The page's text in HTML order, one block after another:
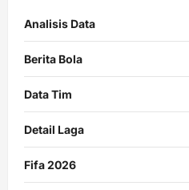
Analisis Data
Berita Bola
Data Tim
Detail Laga
Fifa 2026